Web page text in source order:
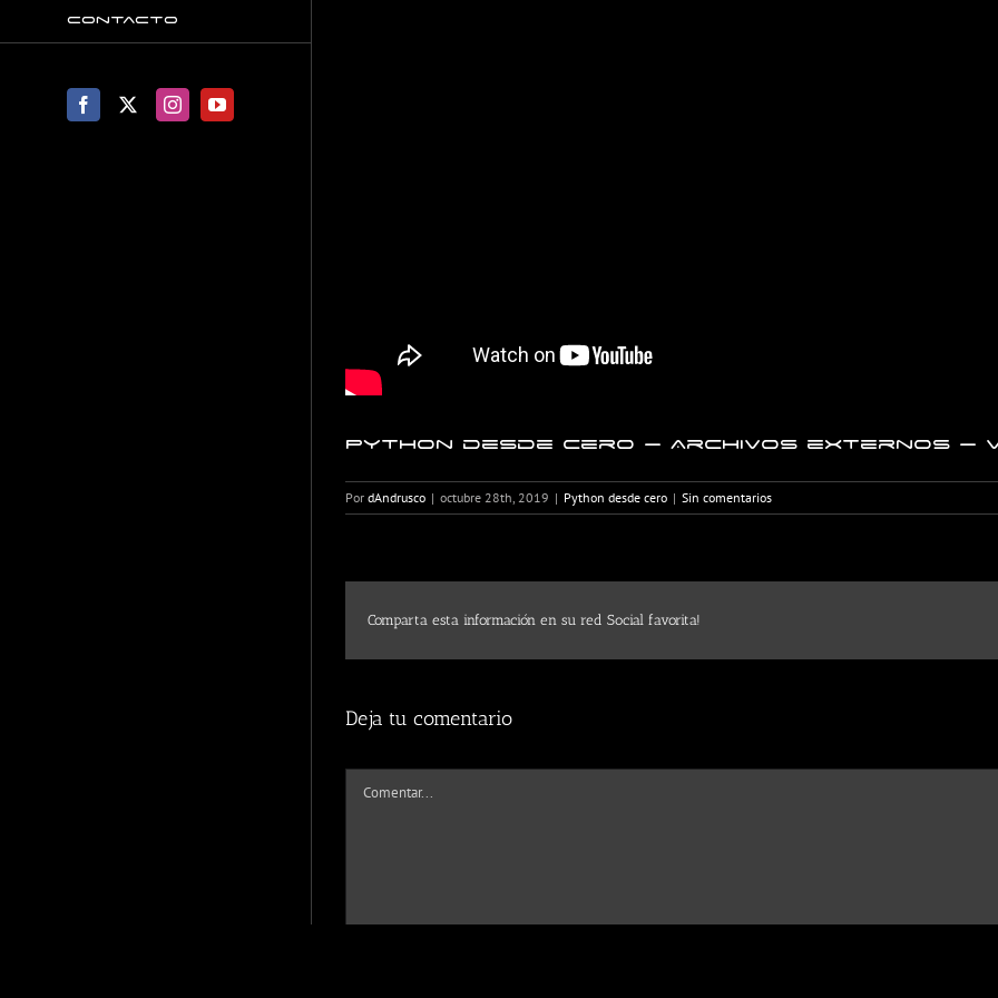
Contacto
Facebook
X InstagramYouTube
Python desde cero – Archivos externos –
Por dAndrusco | octubre 28th, 2019 | Python desde cero | Sin comentarios
Comparta esta información en su red Social favorita!
Deja tu comentario